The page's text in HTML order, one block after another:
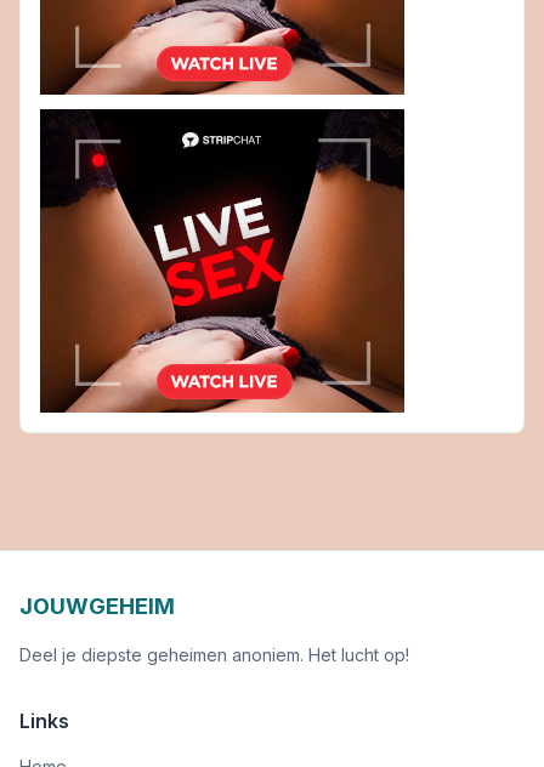
JOUWGEHEIM
Deel je diepste geheimen anoniem. Het lucht op!
Links